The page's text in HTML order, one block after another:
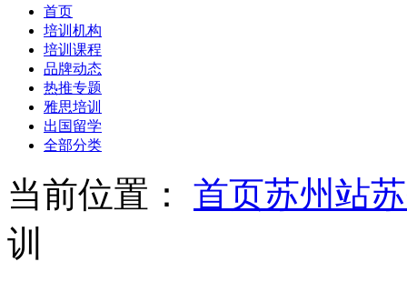
首页
培训机构
培训课程
品牌动态
热推专题
雅思培训
出国留学
全部分类
当前位置： 首页苏州站
训